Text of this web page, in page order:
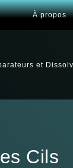
À propos
et
Cils